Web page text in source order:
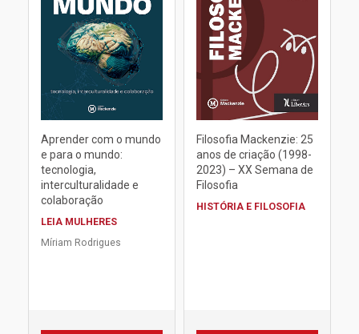
Aprender com o mundo
e para o mundo:
tecnologia,
interculturalidade e
colaboração
LEIA MULHERES
Míriam Rodrigues
Filosofia Mackenzie: 25
anos de criação (1998-
2023) – XX Semana de
Filosofia
HISTÓRIA E FILOSOFIA